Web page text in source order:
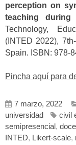
perception on
teaching during
Technology,
(INTED 2022),
Spain. ISBN: 978-
Pincha aquí para
7 marzo, 2022
universidad
civil
semipresencial,
INTED, Likert-scale,